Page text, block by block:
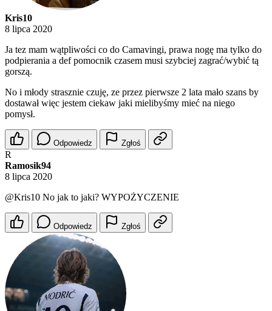
Kris10
8 lipca 2020
Ja tez mam wątpliwości co do Camavingi, prawa nogę ma tylko do
podpierania a def pomocnik czasem musi szybciej zagrać/wybić tą
gorszą.
No i młody strasznie czuję, ze przez pierwsze 2 lata mało szans by
dostawał więc jestem ciekaw jaki mielibyśmy mieć na niego
pomysł.
Odpowiedz Zgłoś
R
Ramosik94
8 lipca 2020
@Kris10 No jak to jaki? WYPOŻYCZENIE
Odpowiedz Zgłoś